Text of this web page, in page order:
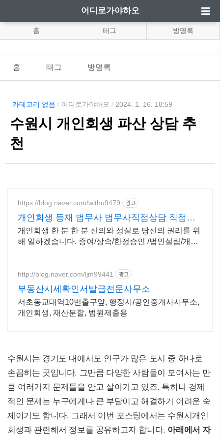
어디로가야하오
홈 태그 방명록
홈 태그 방명록
카테고리 없음 / 어디로가야하오 / 2024. 1. 16. 18:59
수원시 개인회생 파산 상담 추
천
https://blog.naver.com/withu9479 광고
개인회생 등재 법무사 법무사직접상담 직접처
리 빠름
개인회생 한 분 한 분 신의와 성실로 당신의 권리를 위
해 일하겠습니다. 증여/상속/한정승인 /법인설립/개인
http://blog.naver.com/ljm99441 광고
부동산시세확인서발급전문사무소
서초동교대역10번출구앞, 행정사/공인중개사사무소,
개인회생, 재산분할, 법원제출용
수원시는 경기도 내에서도 인구가 많은 도시 중 하나로
손꼽히는 곳입니다. 그만큼 다양한 사람들이 모여사는 만
큼 여러가지 문제들을 안고 살아가고 있죠. 특히나 경제
적인 문제는 누구에게나 큰 부담이고 해결하기 어려운 숙
제이기도 합니다. 그래서 이번 포스팅에서는 수원시개인
회생과 관련해서 정보를 공유하고자 합니다. 아래에서 자